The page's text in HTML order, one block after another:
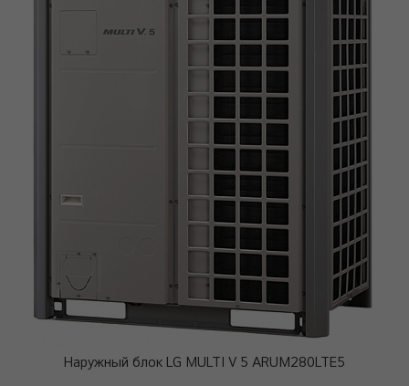
Наружный блок LG MULTI V 5 ARUM280LTE5